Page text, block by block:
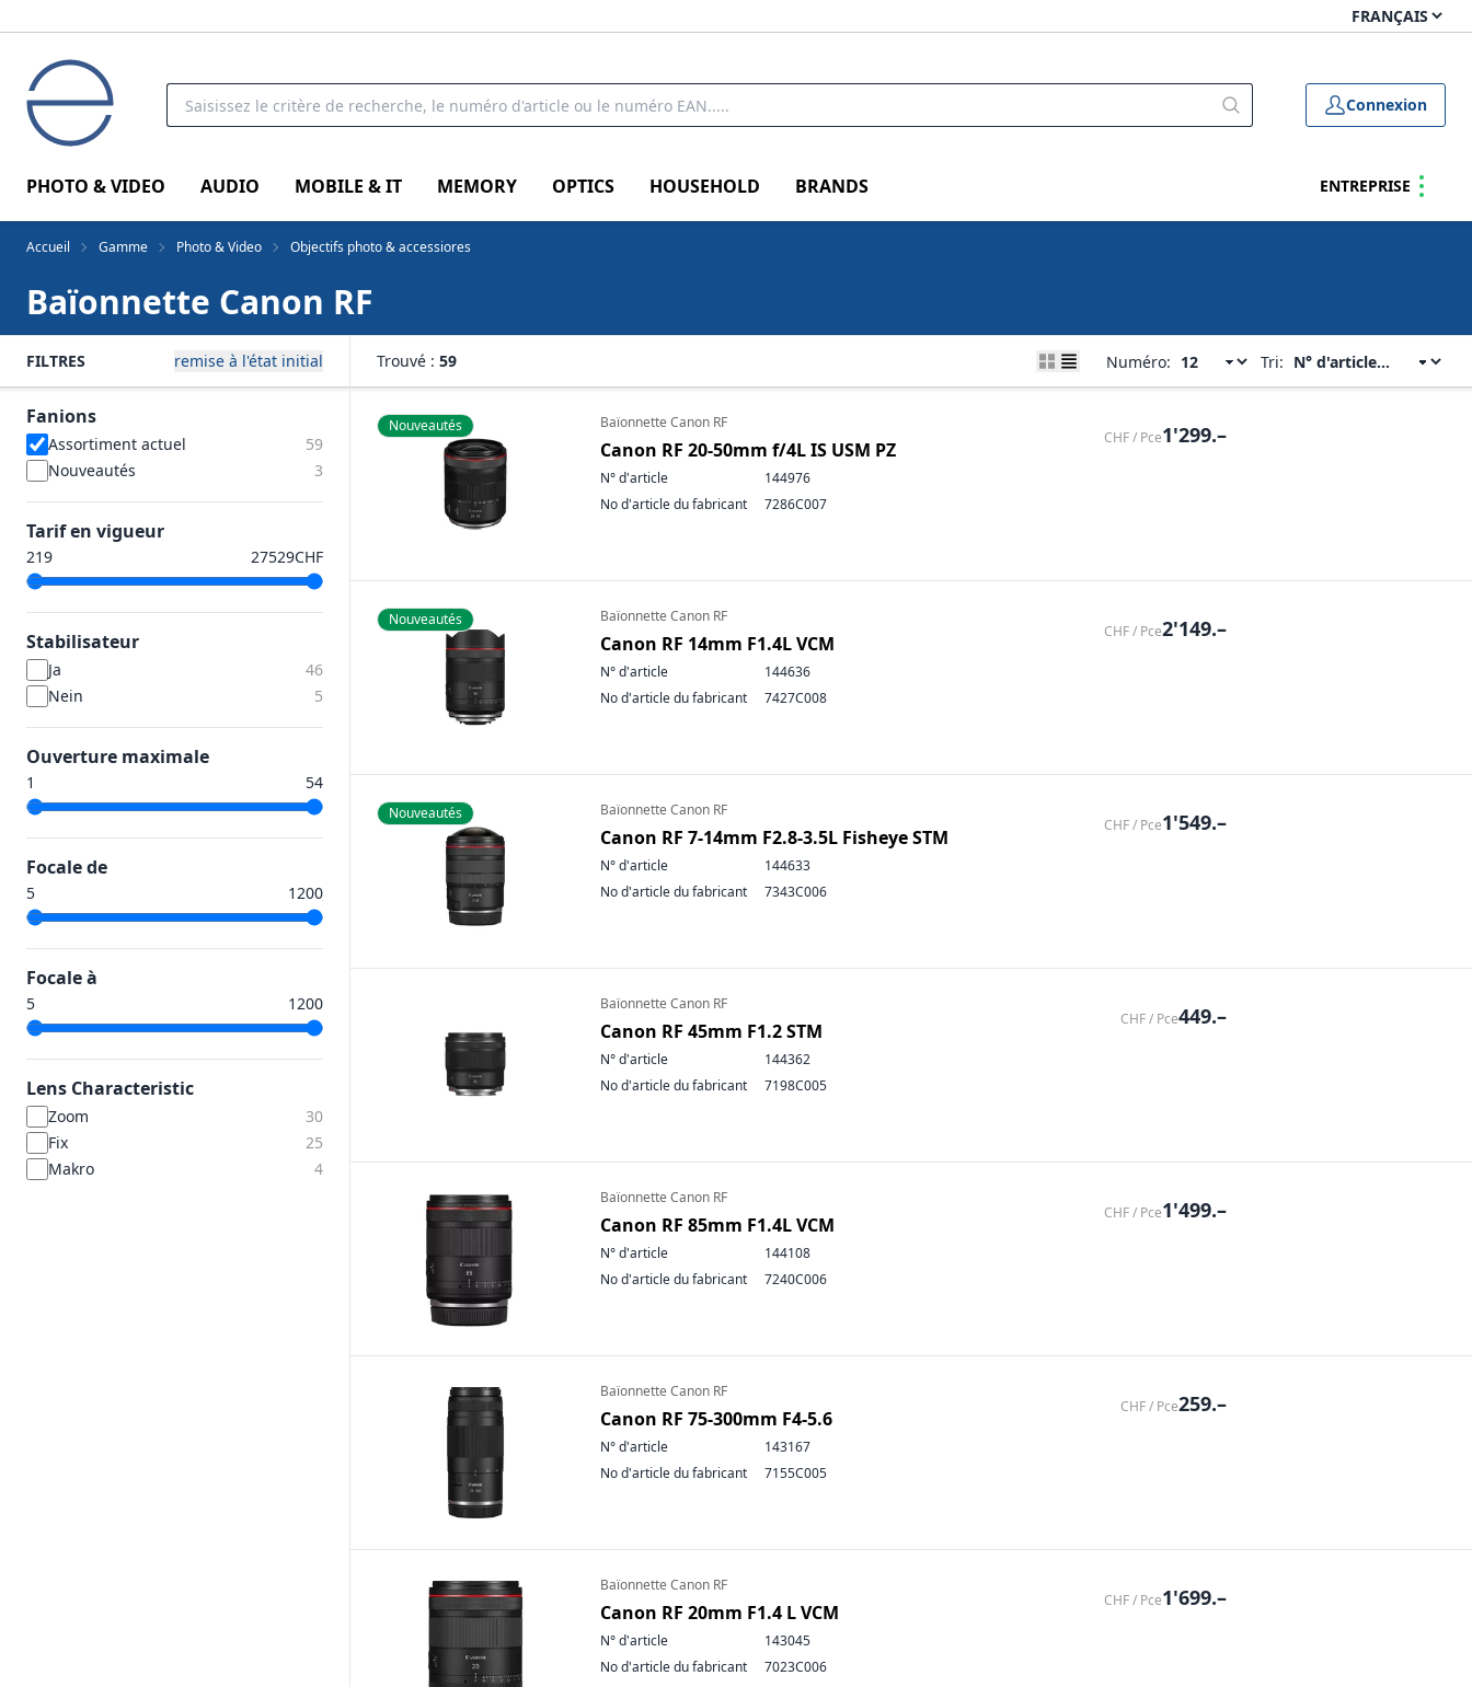
Connexion
PHOTO & VIDEO AUDIO MOBILE & IT MEMORY OPTICS HOUSEHOLD BRANDS ENTREPRISE
Accueil Gamme Photo & Video Objectifs photo & accessiores
Baïonnette Canon RF
FILTRES remise à l'état initial
Fanions
Assortiment actuel
59
Nouveautés
3
Tarif en vigueur
CHF
Stabilisateur
Ja
46
Nein
5
Ouverture maximale
Focale de
Focale à
Lens Characteristic
Zoom
30
Fix
25
Makro
4
Trouvé : 59 Numéro: Tri:
Nouveautés Baïonnette Canon RF
Canon RF 20-50mm f/4L IS USM PZ
N° d'article
144976
No d'article du fabricant
7286C007
CHF / Pce1'299.–
Nouveautés Baïonnette Canon RF
Canon RF 14mm F1.4L VCM
N° d'article
144636
No d'article du fabricant
7427C008
CHF / Pce2'149.–
Nouveautés Baïonnette Canon RF
Canon RF 7-14mm F2.8-3.5L Fisheye STM
N° d'article
144633
No d'article du fabricant
7343C006
CHF / Pce1'549.–
Baïonnette Canon RF
Canon RF 45mm F1.2 STM
N° d'article
144362
No d'article du fabricant
7198C005
CHF / Pce449.–
Baïonnette Canon RF
Canon RF 85mm F1.4L VCM
N° d'article
144108
No d'article du fabricant
7240C006
CHF / Pce1'499.–
Baïonnette Canon RF
Canon RF 75-300mm F4-5.6
N° d'article
143167
No d'article du fabricant
7155C005
CHF / Pce259.–
Baïonnette Canon RF
Canon RF 20mm F1.4 L VCM
N° d'article
143045
No d'article du fabricant
7023C006
CHF / Pce1'699.–